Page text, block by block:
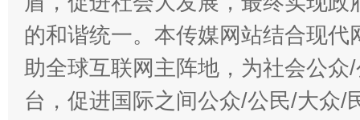
的和谐统一。本传媒网站结合现
助全球互联网主阵地，为社会公
台，促进国际之间公众/公民/大众/